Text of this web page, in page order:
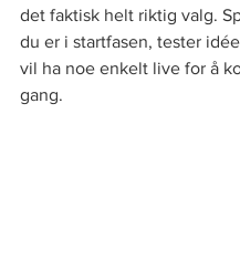
det faktisk helt riktig valg.
du er i startfasen, tester
vil ha noe enkelt live for å
gang.